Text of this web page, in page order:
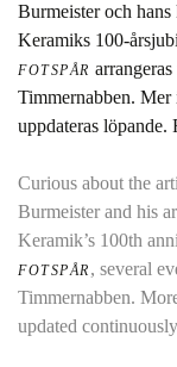
Burmeister och
Keramiks 100-
FOTSPÅR
Timmernabben.
uppdateras löpande.
Curious about the
Burmeister and his
Keramik’s 100th
FOTSPÅR , several
Timmernabben.
updated